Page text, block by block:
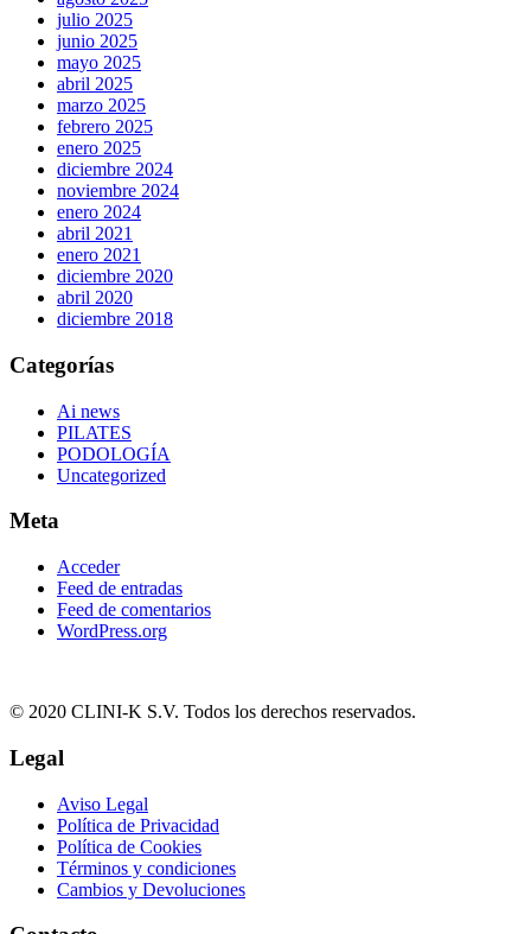
julio 2025
junio 2025
mayo 2025
abril 2025
marzo 2025
febrero 2025
enero 2025
diciembre 2024
noviembre 2024
enero 2024
abril 2021
enero 2021
diciembre 2020
abril 2020
diciembre 2018
Categorías
Ai news
PILATES
PODOLOGÍA
Uncategorized
Meta
Acceder
Feed de entradas
Feed de comentarios
WordPress.org
© 2020 CLINI-K S.V. Todos los derechos reservados.
Legal
Aviso Legal
Política de Privacidad
Política de Cookies
Términos y condiciones
Cambios y Devoluciones